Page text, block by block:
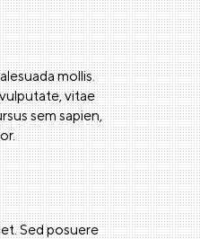
mollis.
vitae
sem sapien,
Sed posuere